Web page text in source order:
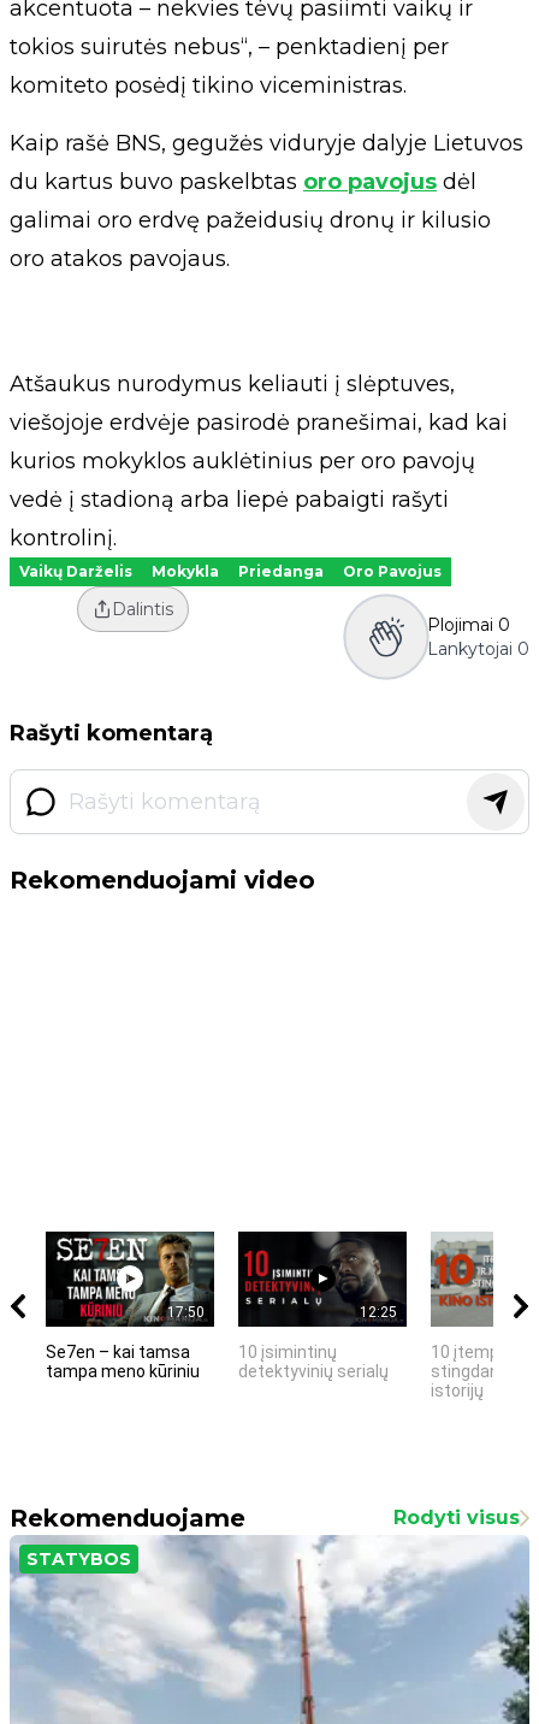
akcentuota – nekvies tėvų pasiimti vaikų ir
tokios suirutės nebus“, – penktadienį per
komiteto posėdį tikino viceministras.
Kaip rašė BNS, gegužės viduryje dalyje Lietuvos
du kartus buvo paskelbtas oro pavojus dėl
galimai oro erdvę pažeidusių dronų ir kilusio
oro atakos pavojaus.
Atšaukus nurodymus keliauti į slėptuves,
viešojoje erdvėje pasirodė pranešimai, kad kai
kurios mokyklos auklėtinius per oro pavojų
vedė į stadioną arba liepė pabaigti rašyti
kontrolinį.
Vaikų Darželis Mokykla Priedanga Oro Pavojus
Dalintis
Plojimai 0
Lankytojai 0
Rašyti komentarą
Rekomenduojami video
17:50
Se7en – kai tamsa
tampa meno kūriniu
12:25
10 įsimintinų
detektyvinių serialų
10 įtemptų,
stingdančių
istorijų
Rekomenduojame Rodyti visus
STATYBOS